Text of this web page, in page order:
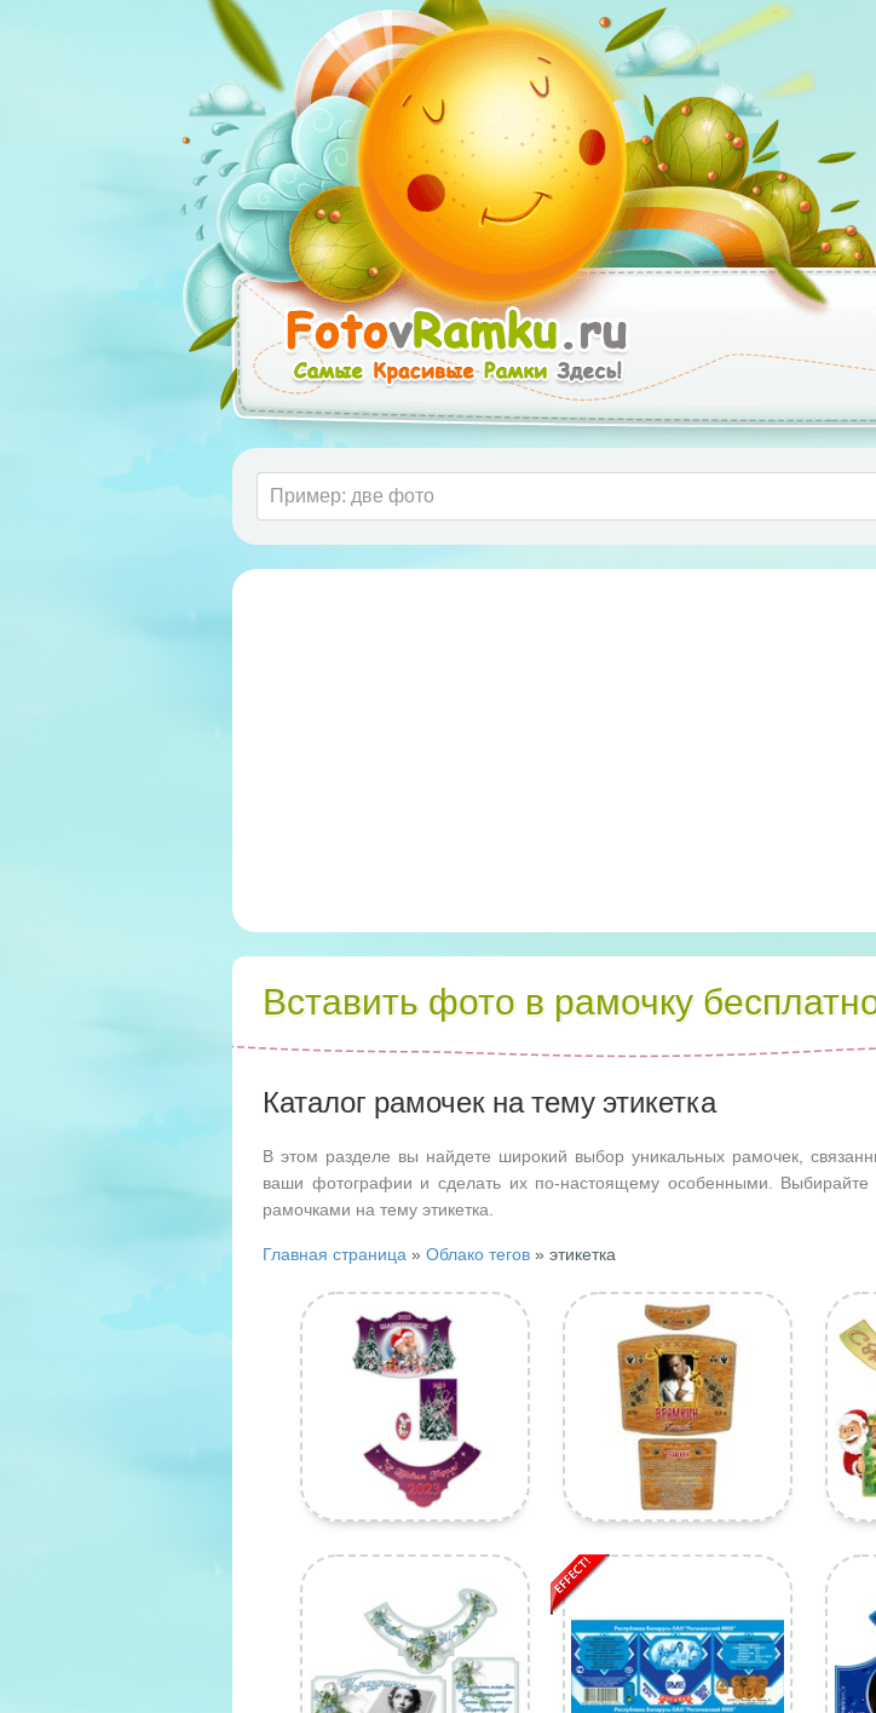
Вставить фото в рамочку
Каталог рамочек на тему этикетка
В этом разделе вы найдете широкий выбор уникальных рамочек,
ваши фотографии и сделать их по-настоящему особенными.
рамочками на тему этикетка.
Главная страница » Облако тегов » этикетка